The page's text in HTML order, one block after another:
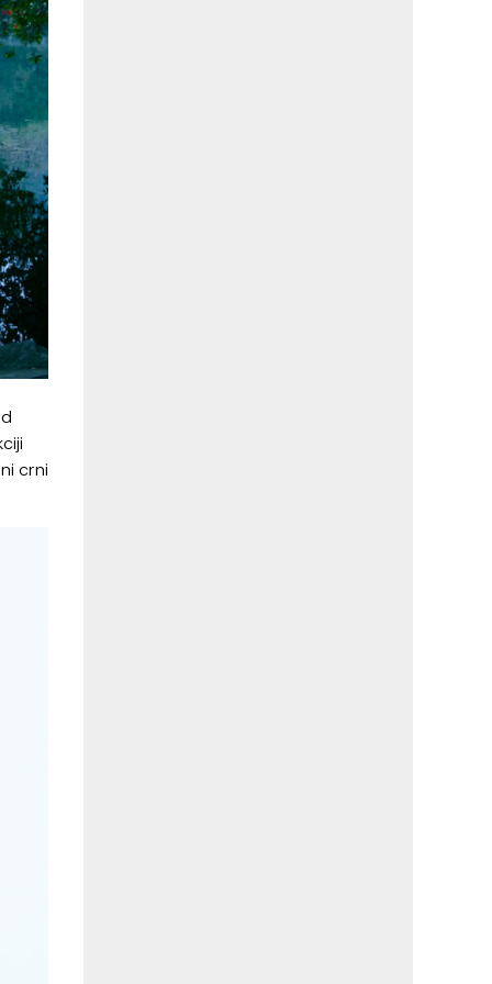
crni